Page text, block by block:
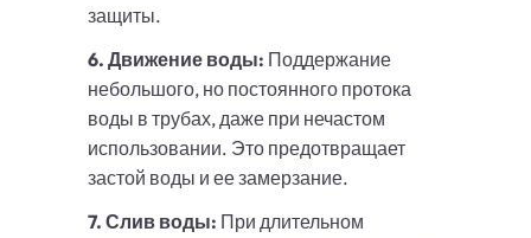
защиты.
6. Движение воды: Поддержание
небольшого, но постоянного протока
воды в трубах, даже при нечастом
использовании. Это предотвращает
застой воды и ее замерзание.
7. Слив воды: При длительном